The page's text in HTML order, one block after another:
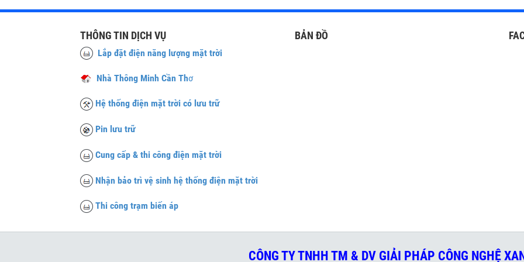
THÔNG TIN DỊCH VỤ
Lắp đặt điện năng lượng mặt trời
Nhà Thông Minh Cần Thơ
Hệ thống điện mặt trời có lưu trữ
Pin lưu trữ
Cung cấp & thi công điện mặt trời
Nhận bảo trì vệ sinh hệ thống điện mặt trời
Thi công trạm biến áp
BẢN ĐỒ
CÔNG TY TNHH TM & DV GIẢI PHÁP CÔNG NGHỆ